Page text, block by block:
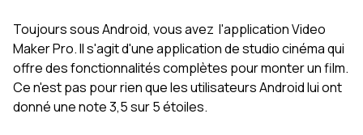
Toujours sous Android, vous avez l'application Video
Maker Pro. Il s'agit d'une application de studio cinéma qui
offre des fonctionnalités complètes pour monter un film.
Ce n'est pas pour rien que les utilisateurs Android lui ont
donné une note 3,5 sur 5 étoiles.